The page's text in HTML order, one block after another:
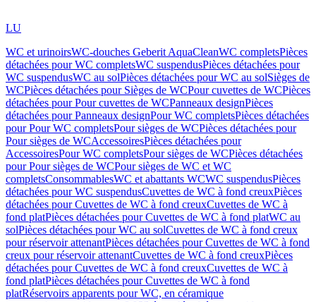
LU
WC et urinoirsWC-douches Geberit AquaCleanWC completsPièces
détachées pour WC completsWC suspendusPièces détachées pour
WC suspendusWC au solPièces détachées pour WC au solSièges de
WCPièces détachées pour Sièges de WCPour cuvettes de WCPièces
détachées pour Pour cuvettes de WCPanneaux designPièces
détachées pour Panneaux designPour WC completsPièces détachées
pour Pour WC completsPour sièges de WCPièces détachées pour
Pour sièges de WCAccessoiresPièces détachées pour
AccessoiresPour WC completsPour sièges de WCPièces détachées
pour Pour sièges de WCPour sièges de WC et WC
completsConsommablesWC et abattants WCWC suspendusPièces
détachées pour WC suspendusCuvettes de WC à fond creuxPièces
détachées pour Cuvettes de WC à fond creuxCuvettes de WC à
fond platPièces détachées pour Cuvettes de WC à fond platWC au
solPièces détachées pour WC au solCuvettes de WC à fond creux
pour réservoir attenantPièces détachées pour Cuvettes de WC à fond
creux pour réservoir attenantCuvettes de WC à fond creuxPièces
détachées pour Cuvettes de WC à fond creuxCuvettes de WC à
fond platPièces détachées pour Cuvettes de WC à fond
platRéservoirs apparents pour WC, en céramique